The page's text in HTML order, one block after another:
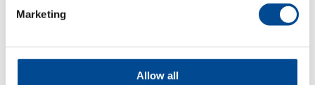
Marketing
Allow all
Industriell ånggenerator
Finns i olika modeller och med
anslutning för ett eller fler
ångstrykjärn beroende på effekt -